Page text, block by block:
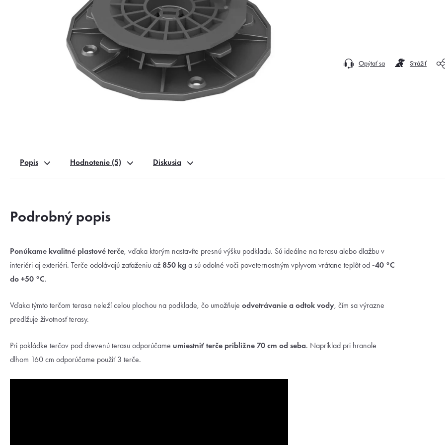
Opýtať sa Strážiť
Popis Hodnotenie (5) Diskusia
Podrobný popis
Ponúkame kvalitné plastové terče, vďaka ktorým nastavíte presnú výšku podkladu. Sú ideálne na terasu alebo dlažbu v
interiéri aj exteriéri. Terče odolávajú zaťaženiu až 850 kg a sú odolné voči poveternostným vplyvom vrátane teplôt od -40 °C
do +50 °C.
Vďaka týmto terčom terasa neleží celou plochou na podklade, čo umožňuje odvetrávanie a odtok vody, čím sa výrazne
predlžuje životnosť terasy.
Pri pokládke terčov pod drevenú terasu odporúčame umiestniť terče približne 70 cm od seba. Napríklad pri hranole
dlhom 160 cm odporúčame použiť 3 terče.